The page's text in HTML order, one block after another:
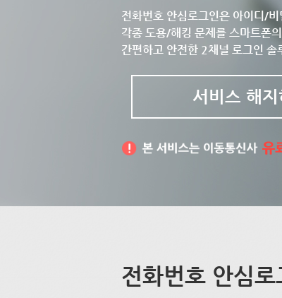
전화번호 안심로그인은 아이디/
각종 도용/해킹 문제를 스마트폰
간편하고 안전한 2채널 로그인 솔
서비스 해지
전화번호 안심로